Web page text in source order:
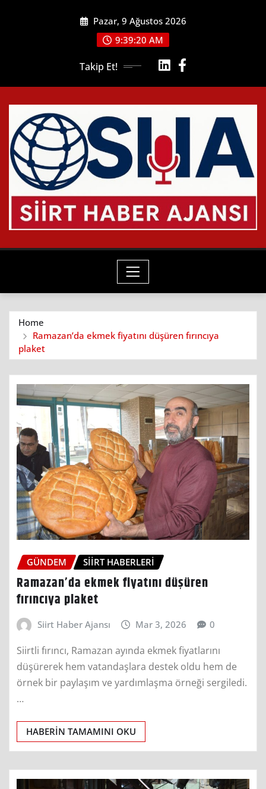
Pazar, 9 Ağustos 2026
9:39:21 AM
Takip Et!
Home
Ramazan’da ekmek fiyatını düşüren fırıncıya
plaket
GÜNDEM SIIRT HABERLERI
Ramazan’da ekmek fiyatını düşüren
fırıncıya plaket
Siirt Haber Ajansı Mar 3, 2026 0
Siirtli fırıncı, Ramazan ayında ekmek fiyatlarını
düşürerek hem vatandaşlara destek oldu hem de
örnek bir paylaşım ve yardımlaşma örneği sergiledi.
…
HABERIN TAMAMINI OKU